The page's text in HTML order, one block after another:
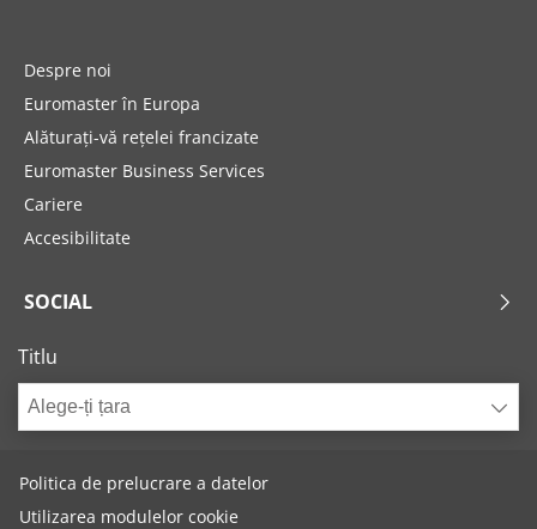
Despre noi
Euromaster în Europa
Alăturați-vă rețelei francizate
Euromaster Business Services
Cariere
Accesibilitate
SOCIAL
Titlu
Alege-ți țara
Politica de prelucrare a datelor
Utilizarea modulelor cookie